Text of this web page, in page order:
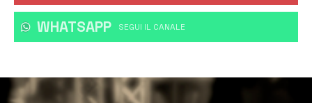
WHATSAPP ‎SEGUI IL CANALE